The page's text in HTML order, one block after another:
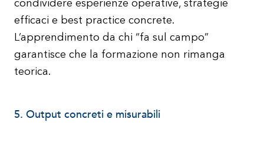
condividere esperienze operative, strategie
efficaci e best practice concrete.
L’apprendimento da chi “fa sul campo”
garantisce che la formazione non rimanga
teorica.
5. Output concreti e misurabili